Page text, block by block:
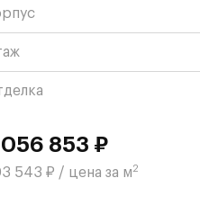
056 853 ₽
543 ₽ / цена за м2